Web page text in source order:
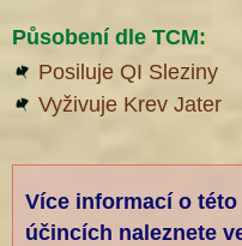
Působení dle TCM:
Posiluje QI Sleziny
Vyživuje Krev Jater
Více informací o
účincích naleznete